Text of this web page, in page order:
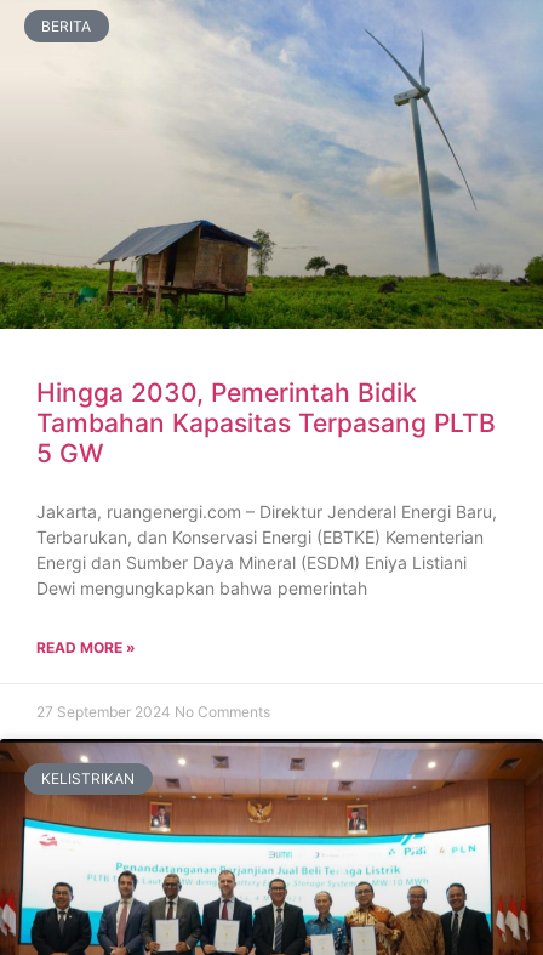
BERITA
Hingga 2030, Pemerintah Bidik
Tambahan Kapasitas Terpasang PLTB
5 GW
Jakarta, ruangenergi.com – Direktur Jenderal Energi Baru,
Terbarukan, dan Konservasi Energi (EBTKE) Kementerian
Energi dan Sumber Daya Mineral (ESDM) Eniya Listiani
Dewi mengungkapkan bahwa pemerintah
READ MORE »
27 September 2024 No Comments
KELISTRIKAN